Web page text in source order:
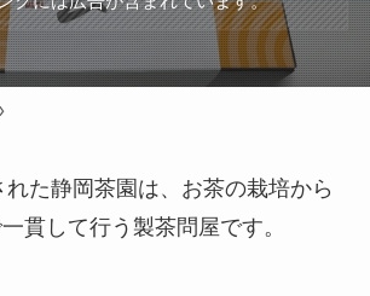
た静岡茶園は、お茶の栽培から
貫して行う製茶問屋です。